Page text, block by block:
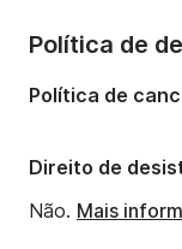
Potência do
Política de
Política de
Direito de
Não. Mais